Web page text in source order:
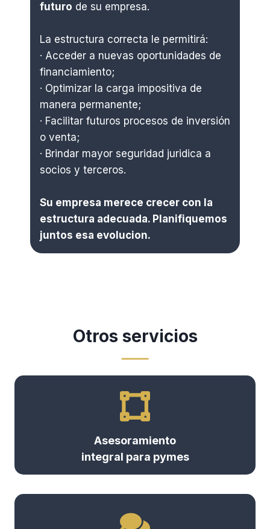
futuro de su empresa.
La estructura correcta le permitirá:
· Acceder a nuevas oportunidades de
financiamiento;
· Optimizar la carga impositiva de
manera permanente;
· Facilitar futuros procesos de inversión
o venta;
· Brindar mayor seguridad juridica a
socios y terceros.
Su empresa merece crecer con la
estructura adecuada. Planifiquemos
juntos esa evolucion.
Otros servicios
Asesoramiento
integral para pymes